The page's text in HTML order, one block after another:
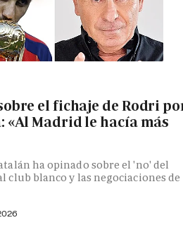
el fichaje de Rodri
«Al Madrid le hacía más
ha opinado sobre el 'no' del
club blanco y las negociaciones de